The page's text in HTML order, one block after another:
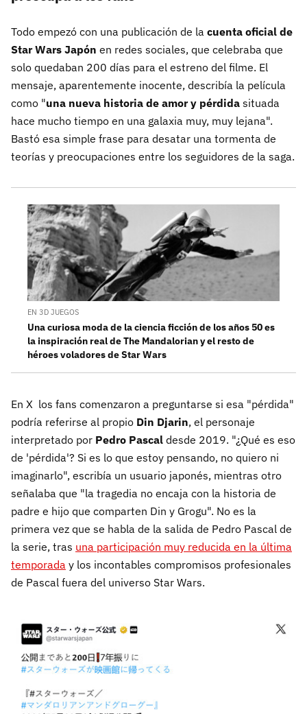
Todo empezó con una publicación de la cuenta oficial de
Star Wars Japón en redes sociales, que celebraba que
solo quedaban 200 días para el estreno del filme. El
mensaje, aparentemente inocente, describía la película
como "una nueva historia de amor y pérdida situada
hace mucho tiempo en una galaxia muy, muy lejana".
Bastó esa simple frase para desatar una tormenta de
teorías y preocupaciones entre los seguidores de la saga.
EN 3D JUEGOS
Una curiosa moda de la ciencia ficción de los años 50 es
la inspiración real de The Mandalorian y el resto de
héroes voladores de Star Wars
En X los fans comenzaron a preguntarse si esa "pérdida"
podría referirse al propio Din Djarin, el personaje
interpretado por Pedro Pascal desde 2019. "¿Qué es eso
de 'pérdida'? Si es lo que estoy pensando, no quiero ni
imaginarlo", escribía un usuario japonés, mientras otro
señalaba que "la tragedia no encaja con la historia de
padre e hijo que comparten Din y Grogu". No es la
primera vez que se habla de la salida de Pedro Pascal de
la serie, tras una participación muy reducida en la última
temporada y los incontables compromisos profesionales
de Pascal fuera del universo Star Wars.